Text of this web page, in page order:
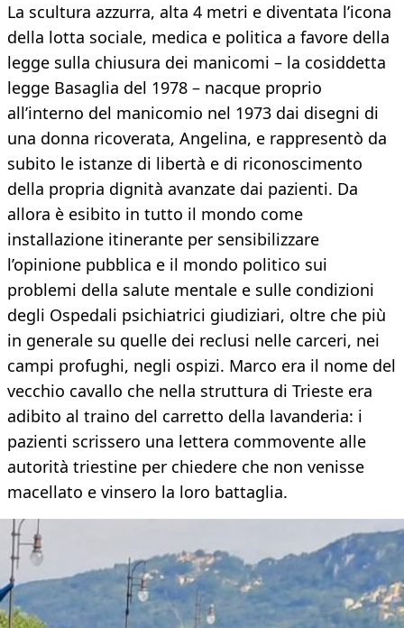
La scultura azzurra, alta 4 metri e diventata l’icona
della lotta sociale, medica e politica a favore della
legge sulla chiusura dei manicomi – la cosiddetta
legge Basaglia del 1978 – nacque proprio
all’interno del manicomio nel 1973 dai disegni di
una donna ricoverata, Angelina, e rappresentò da
subito le istanze di libertà e di riconoscimento
della propria dignità avanzate dai pazienti. Da
allora è esibito in tutto il mondo come
installazione itinerante per sensibilizzare
l’opinione pubblica e il mondo politico sui
problemi della salute mentale e sulle condizioni
degli Ospedali psichiatrici giudiziari, oltre che più
in generale su quelle dei reclusi nelle carceri, nei
campi profughi, negli ospizi. Marco era il nome del
vecchio cavallo che nella struttura di Trieste era
adibito al traino del carretto della lavanderia: i
pazienti scrissero una lettera commovente alle
autorità triestine per chiedere che non venisse
macellato e vinsero la loro battaglia.